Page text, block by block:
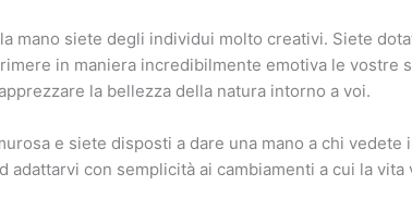
mano siete degli individui molto creativi. Siete
in maniera incredibilmente emotiva le vostre
la bellezza della natura intorno a voi.
e siete disposti a dare una mano a chi vedete
con semplicità ai cambiamenti a cui la vita